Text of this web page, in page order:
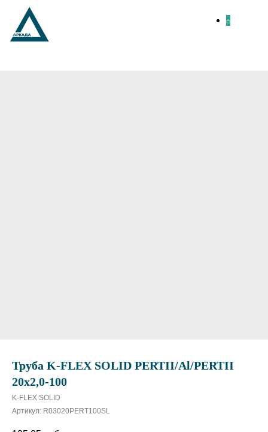
Труба K-FLEX SOLID PERTII/Al/PERTII
20x2,0-100
K-FLEX SOLID
Артикул: R03020PERT100SL